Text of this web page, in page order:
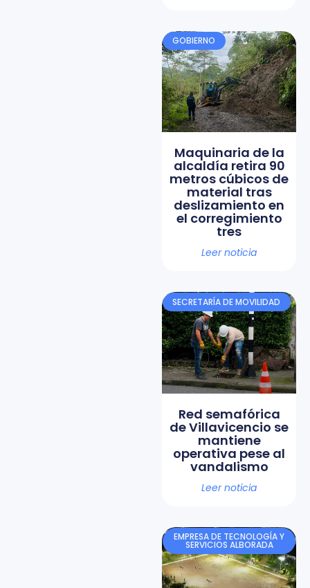
GOBIERNO
Maquinaria de la
alcaldía retira 90
metros cúbicos de
material tras
deslizamiento en
el corregimiento
tres
Leer noticia
SECRETARÍA DE MOVILIDAD
Red semafórica
de Villavicencio se
mantiene
operativa pese al
vandalismo
Leer noticia
EMPRESA DE TECNOLOGÍA Y
SERVICIOS ALBORADA